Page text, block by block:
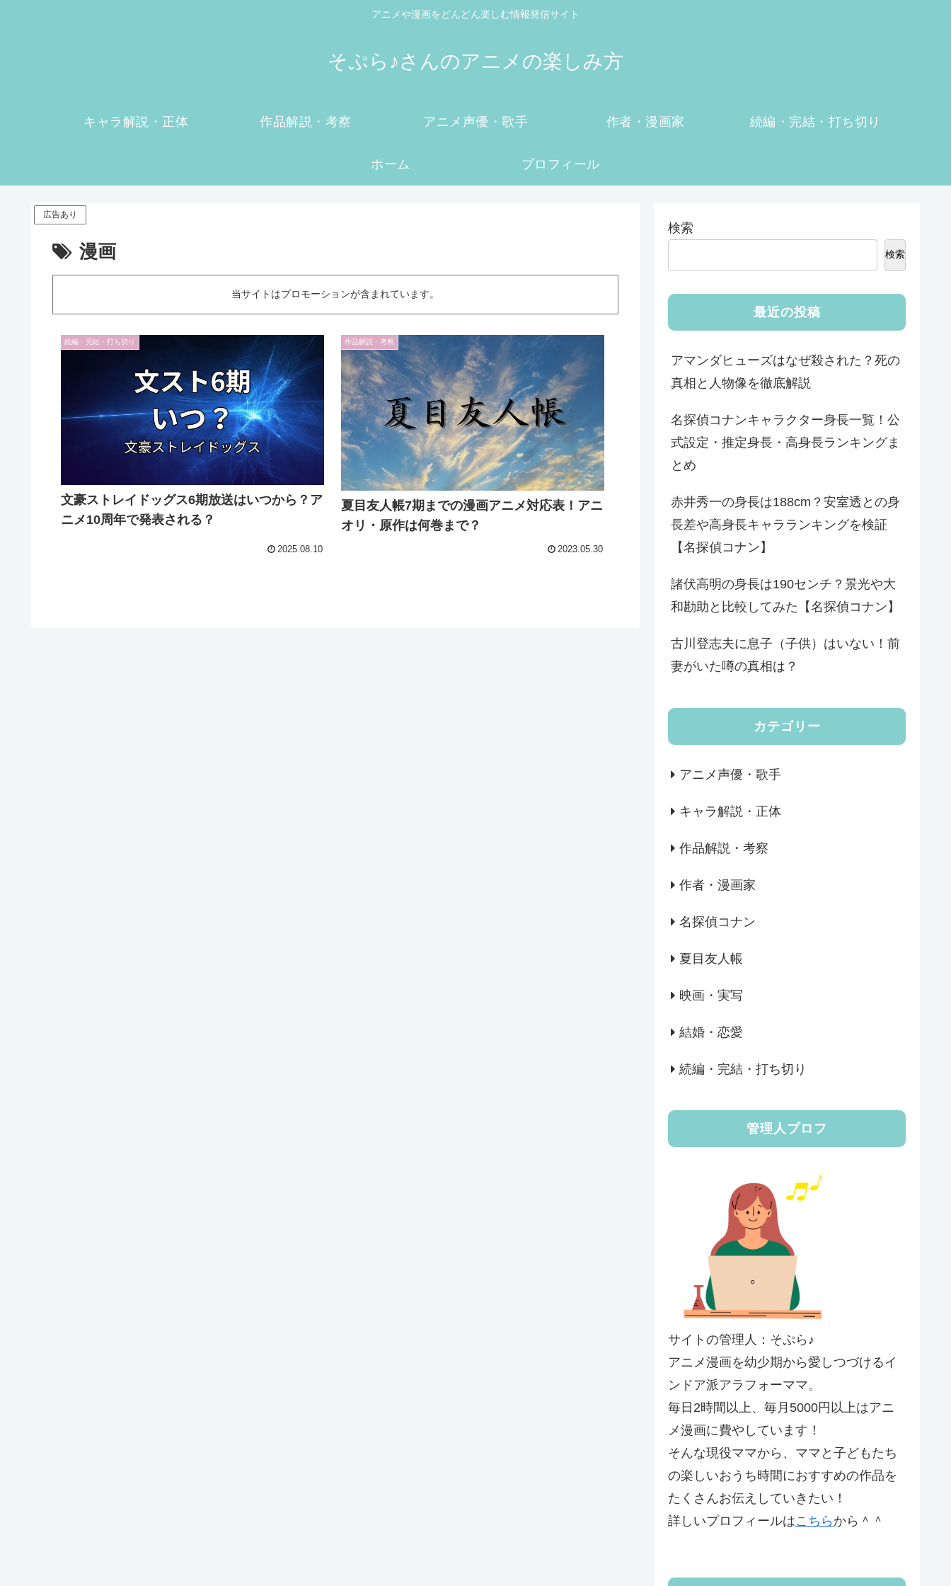
アニメや漫画をどんどん楽しむ情報発信サイト
そぷら♪さんのアニメの楽しみ方
キャラ解説・正体 作品解説・考察 アニメ声優・歌手 作者・漫画家 続編・完結・打ち切り
ホーム プロフィール
広告あり
漫画
当サイトはプロモーションが含まれています。
続編・完結・打ち切り
文豪ストレイドッグス6期放送はいつから？ア
ニメ10周年で発表される？
2025.08.10
作品解説・考察
夏目友人帳7期までの漫画アニメ対応表！アニ
オリ・原作は何巻まで？
2023.05.30
検索
検索
最近の投稿
アマンダヒューズはなぜ殺された？死の
真相と人物像を徹底解説
名探偵コナンキャラクター身長一覧！公
式設定・推定身長・高身長ランキングま
とめ
赤井秀一の身長は188cm？安室透との身
長差や高身長キャラランキングを検証
【名探偵コナン】
諸伏高明の身長は190センチ？景光や大
和勘助と比較してみた【名探偵コナン】
古川登志夫に息子（子供）はいない！前
妻がいた噂の真相は？
カテゴリー
アニメ声優・歌手
キャラ解説・正体
作品解説・考察
作者・漫画家
名探偵コナン
夏目友人帳
映画・実写
結婚・恋愛
続編・完結・打ち切り
管理人プロフ
サイトの管理人：そぷら♪
アニメ漫画を幼少期から愛しつづけるイ
ンドア派アラフォーママ。
毎日2時間以上、毎月5000円以上はアニ
メ漫画に費やしています！
そんな現役ママから、ママと子どもたち
の楽しいおうち時間におすすめの作品を
たくさんお伝えしていきたい！
詳しいプロフィールはこちら から＾＾